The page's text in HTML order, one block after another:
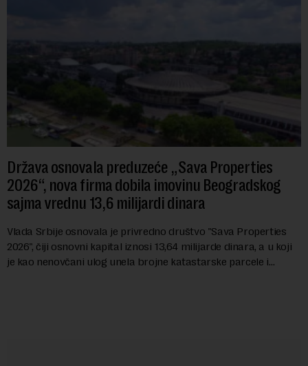
Država osnovala preduzeće „Sava Properties
2026“, nova firma dobila imovinu Beogradskog
sajma vrednu 13,6 milijardi dinara
Vlada Srbije osnovala je privredno društvo "Sava Properties
2026", čiji osnovni kapital iznosi 13,64 milijarde dinara, a u koji
je kao nenovčani ulog unela brojne katastarske parcele i